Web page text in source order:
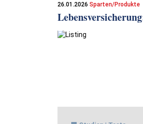
26.01.2026 Sparten/Produkte